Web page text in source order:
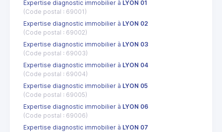
Expertise diagnostic immobilier à LYON 01
(Code postal : 69001)
Expertise diagnostic immobilier à LYON 02
(Code postal : 69002)
Expertise diagnostic immobilier à LYON 03
(Code postal : 69003)
Expertise diagnostic immobilier à LYON 04
(Code postal : 69004)
Expertise diagnostic immobilier à LYON 05
(Code postal : 69005)
Expertise diagnostic immobilier à LYON 06
(Code postal : 69006)
Expertise diagnostic immobilier à LYON 07